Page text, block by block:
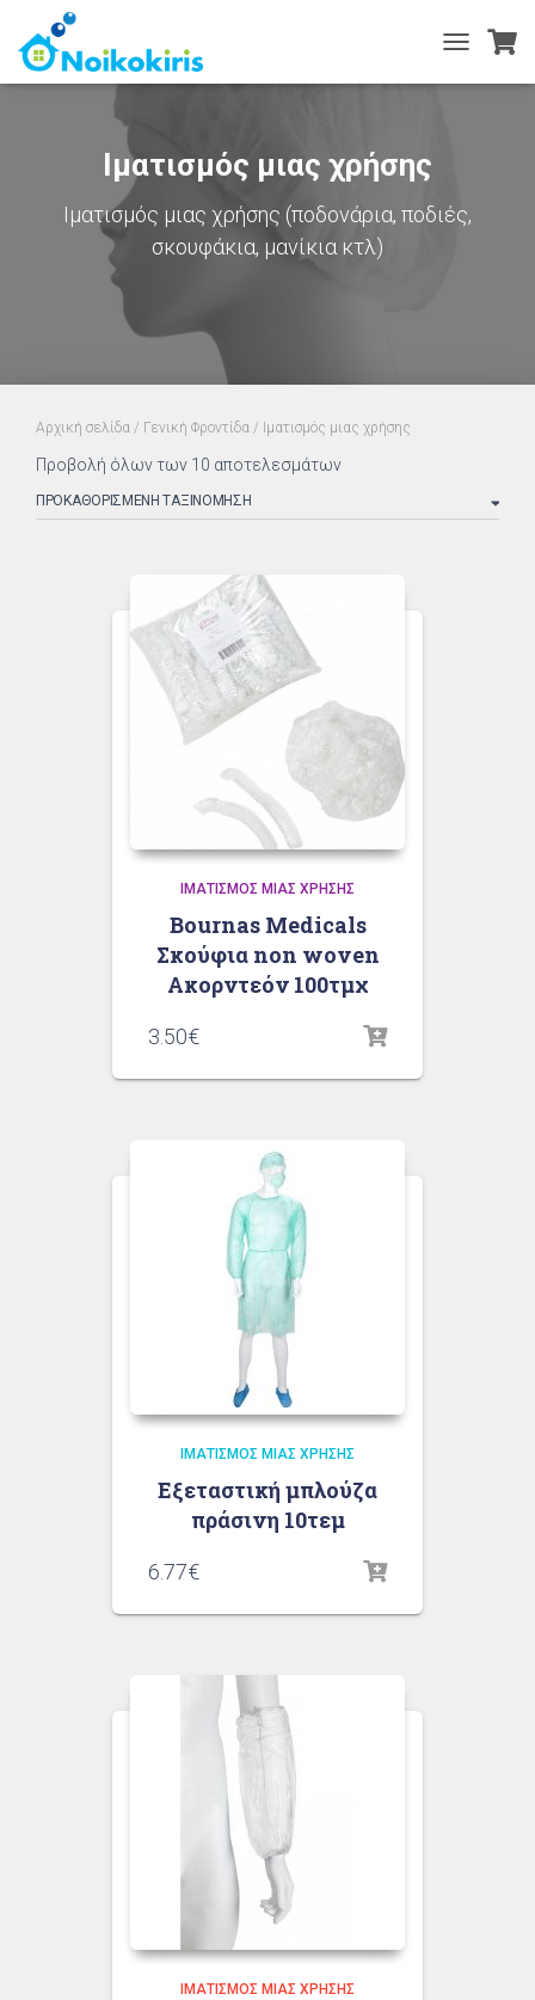
TOGGLE
NAVIGATION
Ιματισμός μιας χρήσης
Ιματισμός μιας χρήσης (ποδονάρια, ποδιές,
σκουφάκια, μανίκια κτλ)
Αρχική σελίδα / Γενική Φροντίδα / Ιματισμός μιας χρήσης
Προβολή όλων των 10 αποτελεσμάτων
ΙΜΑΤΙΣΜΌΣ ΜΙΑΣ ΧΡΉΣΗΣ
Bournas Medicals
Σκούφια non woven
Ακορντεόν 100τμχ
3.50€
ΙΜΑΤΙΣΜΌΣ ΜΙΑΣ ΧΡΉΣΗΣ
Εξεταστική μπλούζα
πράσινη 10τεμ
6.77€
ΙΜΑΤΙΣΜΌΣ ΜΙΑΣ ΧΡΉΣΗΣ